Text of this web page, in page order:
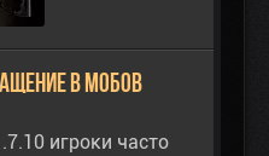
в мобов
игроки часто